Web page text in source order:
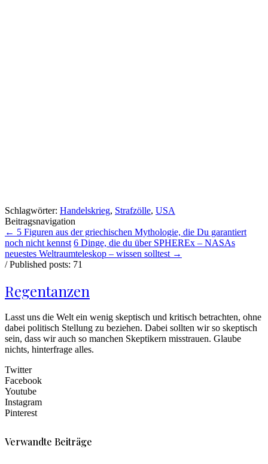
Schlagwörter: Handelskrieg, Strafzölle, USA
Beitragsnavigation
← 5 Figuren aus der griechischen Mythologie, die Du garantiert
noch nicht kennst 6 Dinge, die du über SPHEREx – NASAs
neuestes Weltraumteleskop – wissen solltest →
/ Published posts: 71
Regentanzen
Lasst uns die Welt ein wenig skeptisch und kritisch betrachten, ohne
dabei politisch Stellung zu beziehen. Dabei sollten wir so skeptisch
sein, dass wir auch so manchen Skeptikern misstrauen. Glaube
nichts, hinterfrage alles.
Twitter
Facebook
Youtube
Instagram
Pinterest
Verwandte Beiträge